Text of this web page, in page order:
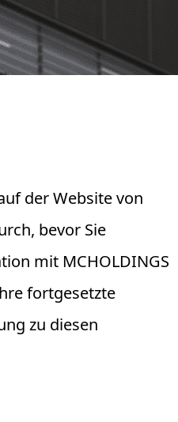
der Website von
bevor Sie
mit MCHOLDINGS
fortgesetzte
zu diesen